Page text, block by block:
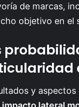
de marcas,
objetivo en el
y